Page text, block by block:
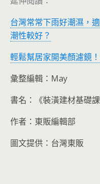
台灣常常下雨好潮濕，
潮性較好？
輕鬆幫居家開美顏濾鏡
彙整編輯：May
書名：《裝潢建材基礎課
作者：東販編輯部
圖文提供：台灣東販